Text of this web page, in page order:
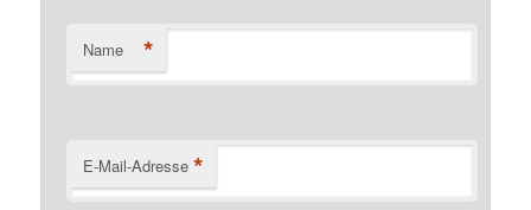
Name *
E-Mail-Adresse *